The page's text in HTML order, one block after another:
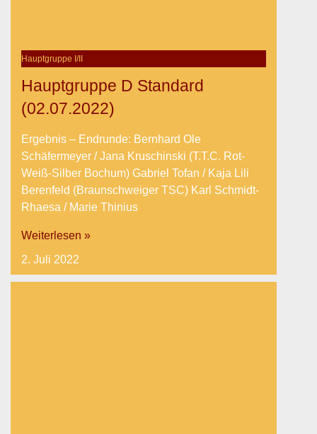
Hauptgruppe I/II
Hauptgruppe D Standard
(02.07.2022)
Ergebnis – Endrunde: Bernhard Ole
Schäfermeyer / Jana Kruschinski (T.T.C. Rot-
Weiß-Silber Bochum) Gabriel Tofan / Kaja Lili
Berenfeld (Braunschweiger TSC) Karl Schmidt-
Rhaesa / Marie Thinius
Weiterlesen »
2. Juli 2022